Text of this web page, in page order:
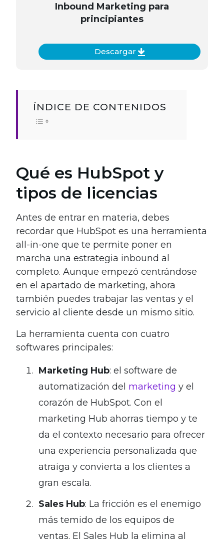
Inbound Marketing para
principiantes
Descargar
ÍNDICE DE CONTENIDOS
Qué es HubSpot y
tipos de licencias
Antes de entrar en materia, debes
recordar que HubSpot es una herramienta
all-in-one que te permite poner en
marcha una estrategia inbound al
completo. Aunque empezó centrándose
en el apartado de marketing, ahora
también puedes trabajar las ventas y el
servicio al cliente desde un mismo sitio.
La herramienta cuenta con cuatro
softwares principales:
Marketing Hub: el software de
automatización del marketing y el
corazón de HubSpot. Con el
marketing Hub ahorras tiempo y te
da el contexto necesario para ofrecer
una experiencia personalizada que
atraiga y convierta a los clientes a
gran escala.
Sales Hub: La fricción es el enemigo
más temido de los equipos de
ventas. El Sales Hub la elimina al